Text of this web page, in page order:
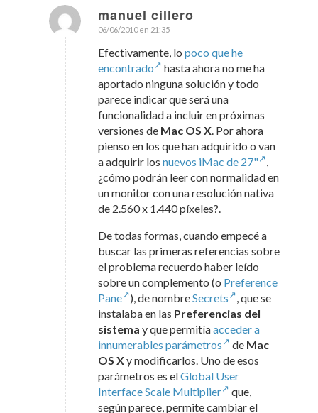
manuel cillero
Dice:
06/06/2010 en 21:35
Efectivamente, lo poco que he
encontrado
hasta ahora no me ha
aportado ninguna solución y todo
parece indicar que será una
funcionalidad a incluir en próximas
versiones de Mac OS X. Por ahora
pienso en los que han adquirido o van
a adquirir los nuevos iMac de 27"
,
¿cómo podrán leer con normalidad en
un monitor con una resolución nativa
de 2.560 x 1.440 píxeles?.
De todas formas, cuando empecé a
buscar las primeras referencias sobre
el problema recuerdo haber leído
sobre un complemento (o Preference
Pane
), de nombreSecrets
, que se
instalaba en las Preferencias del
sistema y que permitíaacceder a
innumerables parámetros
de Mac
OS Xy modificarlos. Uno de esos
parámetros es elGlobal User
Interface Scale Multiplier
que,
según parece, permite cambiar el